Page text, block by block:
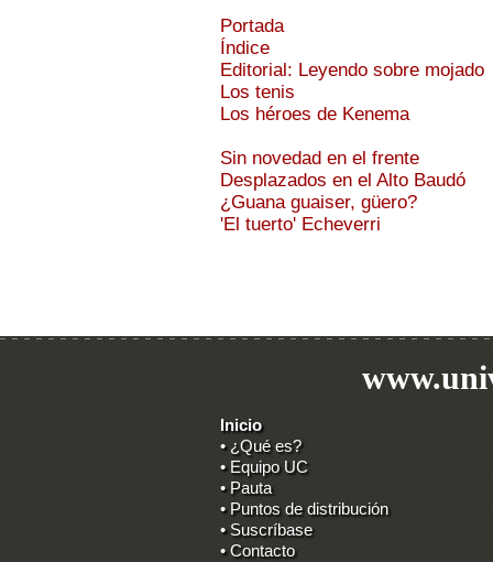
Portada
Índice
Editorial: Leyendo sobre mojado
Los tenis
Los héroes de Kenema
Sin novedad en el frente
Desplazados en el Alto Baudó
¿Guana guaiser, güero?
'El tuerto' Echeverri
Inicio
• ¿Qué es?
• Equipo UC
• Pauta
• Puntos de distribución
• Suscríbase
• Contacto